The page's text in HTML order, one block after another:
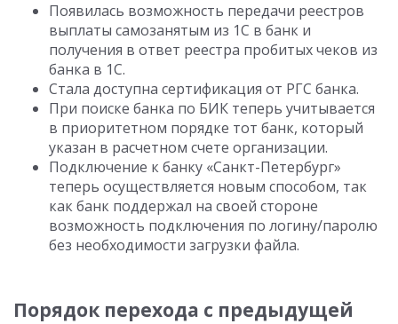
Появилась возможность передачи реестров
выплаты самозанятым из 1С в банк и
получения в ответ реестра пробитых чеков из
банка в 1С.
Стала доступна сертификация от РГС банка.
При поиске банка по БИК теперь учитывается
в приоритетном порядке тот банк, который
указан в расчетном счете организации.
Подключение к банку «Санкт-Петербург»
теперь осуществляется новым способом, так
как банк поддержал на своей стороне
возможность подключения по логину/паролю
без необходимости загрузки файла.
Порядок перехода с предыдущей